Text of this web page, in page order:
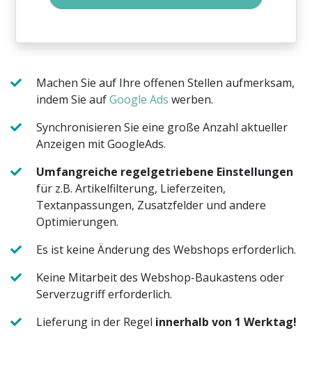
Machen Sie auf Ihre offenen Stellen aufmerksam,
indem Sie aufGoogle Ads werben.
Synchronisieren Sie eine große Anzahl aktueller
Anzeigen mit GoogleAds.
Umfangreiche regelgetriebene Einstellungen
für z.B. Artikelfilterung, Lieferzeiten,
Textanpassungen, Zusatzfelder und andere
Optimierungen.
Es ist keine Änderung des Webshops erforderlich.
Keine Mitarbeit des Webshop-Baukastens oder
Serverzugriff erforderlich.
Lieferung in der Regel innerhalb von 1 Werktag!